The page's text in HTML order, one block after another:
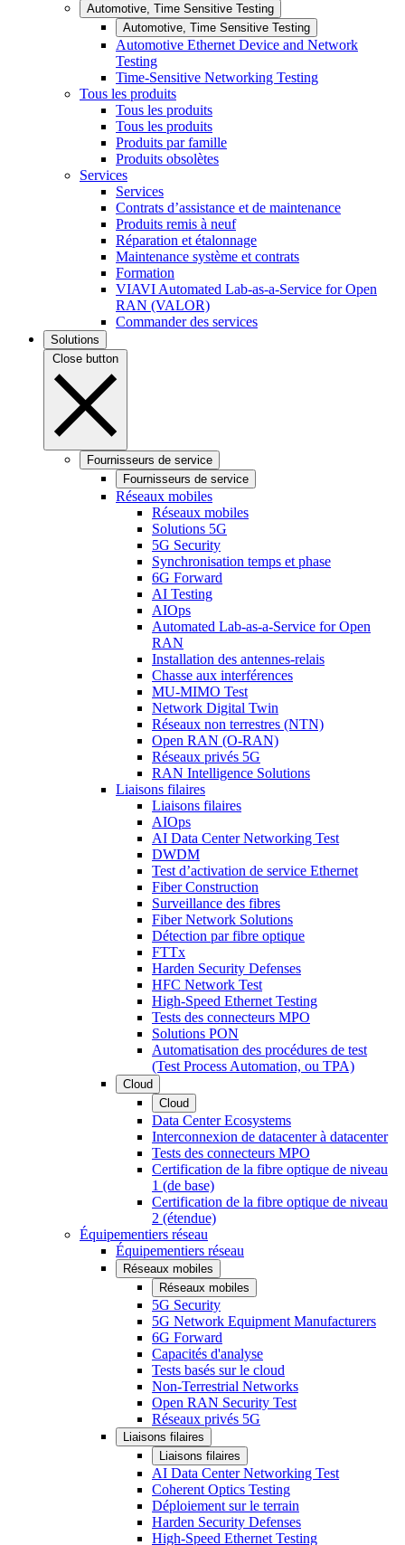
Automotive, Time Sensitive Testing
Automotive, Time Sensitive Testing
Automotive Ethernet Device and Network
Testing
Time-Sensitive Networking Testing
Tous les produits
Tous les produits
Tous les produits
Produits par famille
Produits obsolètes
Services
Services
Contrats d’assistance et de maintenance
Produits remis à neuf
Réparation et étalonnage
Maintenance système et contrats
Formation
VIAVI Automated Lab-as-a-Service for Open
RAN (VALOR)
Commander des services
Solutions
Close button
Fournisseurs de service
Fournisseurs de service
Réseaux mobiles
Réseaux mobiles
Solutions 5G
5G Security
Synchronisation temps et phase
6G Forward
AI Testing
AIOps
Automated Lab-as-a-Service for Open
RAN
Installation des antennes-relais
Chasse aux interférences
MU-MIMO Test
Network Digital Twin
Réseaux non terrestres (NTN)
Open RAN (O-RAN)
Réseaux privés 5G
RAN Intelligence Solutions
Liaisons filaires
Liaisons filaires
AIOps
AI Data Center Networking Test
DWDM
Test d’activation de service Ethernet
Fiber Construction
Surveillance des fibres
Fiber Network Solutions
Détection par fibre optique
FTTx
Harden Security Defenses
HFC Network Test
High-Speed Ethernet Testing
Tests des connecteurs MPO
Solutions PON
Automatisation des procédures de test
(Test Process Automation, ou TPA)
Cloud
Cloud
Data Center Ecosystems
Interconnexion de datacenter à datacenter
Tests des connecteurs MPO
Certification de la fibre optique de niveau
1 (de base)
Certification de la fibre optique de niveau
2 (étendue)
Équipementiers réseau
Équipementiers réseau
Réseaux mobiles
Réseaux mobiles
5G Security
5G Network Equipment Manufacturers
6G Forward
Capacités d'analyse
Tests basés sur le cloud
Non-Terrestrial Networks
Open RAN Security Test
Réseaux privés 5G
Liaisons filaires
Liaisons filaires
AI Data Center Networking Test
Coherent Optics Testing
Déploiement sur le terrain
Harden Security Defenses
High-Speed Ethernet Testing